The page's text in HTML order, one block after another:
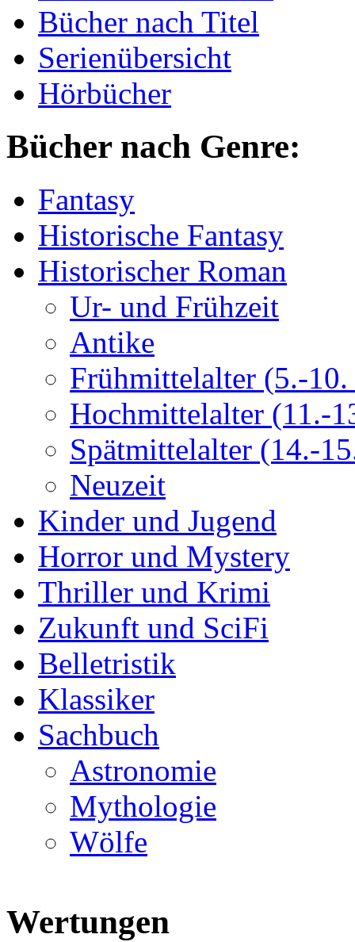
Bücher nach Titel
Serienübersicht
Hörbücher
Bücher nach Genre:
Fantasy
Historische Fantasy
Historischer Roman
Ur- und Frühzeit
Antike
Frühmittelalter (5.-10.
Hochmittelalter (11.-
Spätmittelalter (14.-
Neuzeit
Kinder und Jugend
Horror und Mystery
Thriller und Krimi
Zukunft und SciFi
Belletristik
Klassiker
Sachbuch
Astronomie
Mythologie
Wölfe
Wertungen